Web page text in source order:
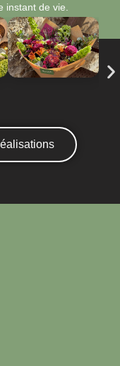
instant de vie.